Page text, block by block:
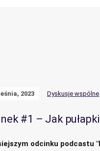
2023 Dyskusje wspólne
#1 – Jak
odcinku podcastu